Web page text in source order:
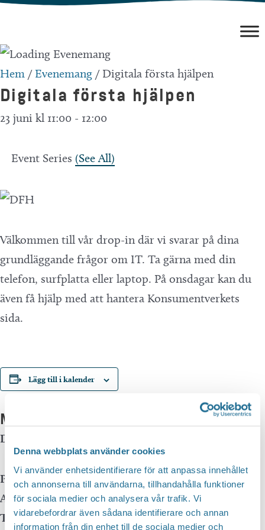
Denna webbplats använder cookies
Vi använder enhetsidentifierare för att anpassa innehållet
och annonserna till användarna, tillhandahålla funktioner
för sociala medier och analysera vår trafik. Vi
vidarebefordrar även sådana identifierare och annan
information från din enhet till de sociala medier och
Hoppa
innehåll
Hem /Evenemang / Digitala första hjälpen
Digitala första hjälpen
23 juni kl 11:00 - 12:00
Event Series (See All)
Välkommen till vår drop-in där vi svarar på dina
grundläggande frågor om IT. Ta gärna med din
telefon, surfplatta eller laptop. På onsdagar kan du
även få hjälp med att hantera Konsumentverkets
sida.
Lägg till i kalender
Mer info
Datum:
Event Series(See All)
Plats:
Motala huvudbibliotek
Adress:
Telefon: